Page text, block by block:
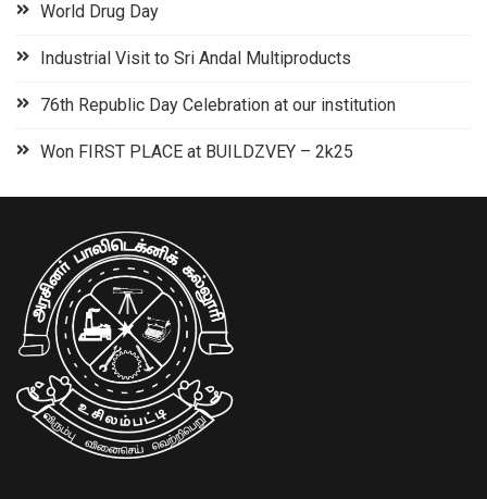
World Drug Day
Industrial Visit to Sri Andal Multiproducts
76th Republic Day Celebration at our institution
Won FIRST PLACE at BUILDZVEY – 2k25